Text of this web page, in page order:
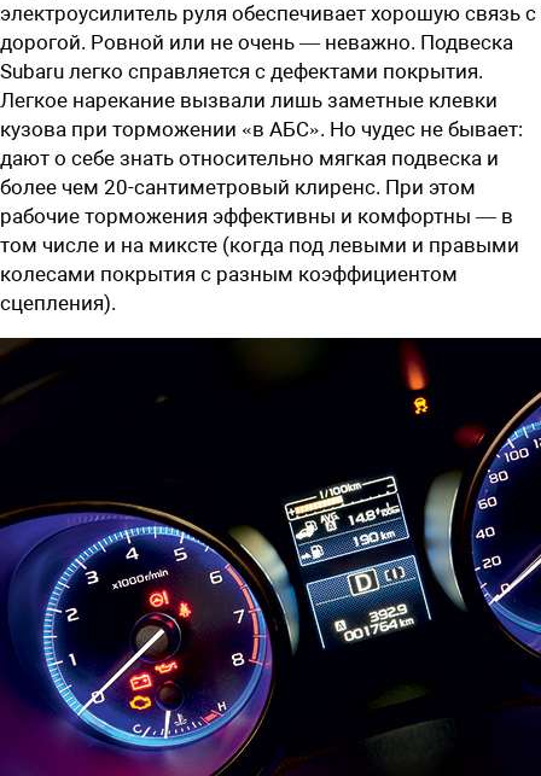
электроусилитель руля обеспечивает хорошую связь с
дорогой. Ровной или не очень — неважно. Подвеска
Subaru легко справляется с дефектами покрытия.
Легкое нарекание вызвали лишь заметные клевки
кузова при торможении «в АБС». Но чудес не бывает:
дают о себе знать относительно мягкая подвеска и
более чем 20-сантиметровый клиренс. При этом
рабочие торможения эффективны и комфортны — в
том числе и на миксте (когда под левыми и правыми
колесами покрытия с разным коэффициентом
сцепления).